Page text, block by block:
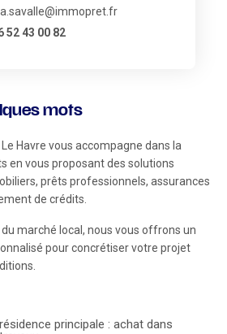
52 43 00 82
mots
Havre vous accompagne dans la
en vous proposant des solutions
prêts professionnels, assurances
de crédits.
marché local, nous vous offrons un
pour concrétiser votre projet
principale : achat dans